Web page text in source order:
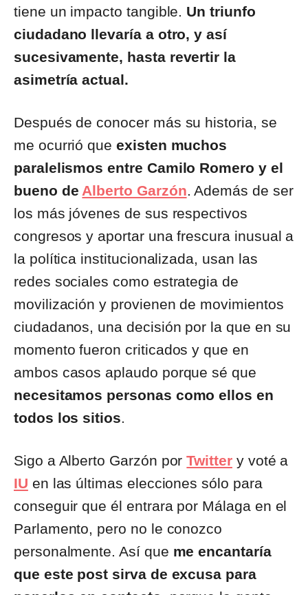
tiene un impacto tangible. Un triunfo
ciudadano llevaría a otro, y así
sucesivamente, hasta revertir la
asimetría actual.
Después de conocer más su historia, se
me ocurrió que existen muchos
paralelismos entre Camilo Romero y el
bueno de Alberto Garzón. Además de ser
los más jóvenes de sus respectivos
congresos y aportar una frescura inusual a
la política institucionalizada, usan las
redes sociales como estrategia de
movilización y provienen de movimientos
ciudadanos, una decisión por la que en su
momento fueron criticados y que en
ambos casos aplaudo porque sé que
necesitamos personas como ellos en
todos los sitios.
Sigo a Alberto Garzón porTwittery voté a
IU en las últimas elecciones sólo para
conseguir que él entrara por Málaga en el
Parlamento, pero no le conozco
personalmente. Así que me encantaría
que este post sirva de excusa para